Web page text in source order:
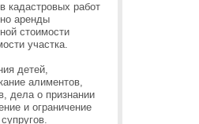
кадастровых работ
аренды
стоимости
участка.
детей,
алиментов,
дела о признании
и ограничение